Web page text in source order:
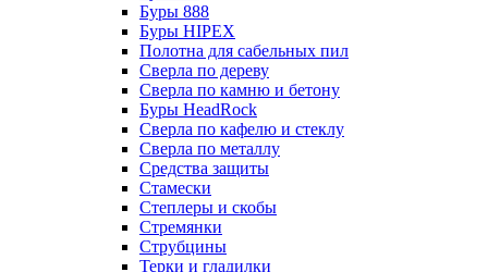
Буры 888
Буры HIPEX
Полотна для сабельных пил
Сверла по дереву
Сверла по камню и бетону
Буры HeadRock
Сверла по кафелю и стеклу
Сверла по металлу
Средства защиты
Стамески
Степлеры и скобы
Стремянки
Струбцины
Терки и гладилки